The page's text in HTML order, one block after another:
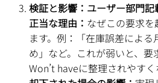
検証と影響：ユーザー部門記
正当な理由： なぜこの要求
ます。例：「在庫誤差によ
め」など。これが弱いと、
Won’t haveに整理されやすく